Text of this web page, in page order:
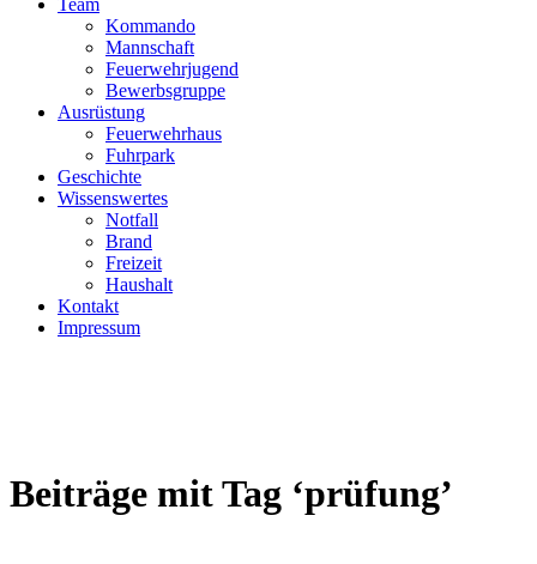
Team
Kommando
Mannschaft
Feuerwehrjugend
Bewerbsgruppe
Ausrüstung
Feuerwehrhaus
Fuhrpark
Geschichte
Wissenswertes
Notfall
Brand
Freizeit
Haushalt
Kontakt
Impressum
Beiträge mit Tag ‘prüfung’